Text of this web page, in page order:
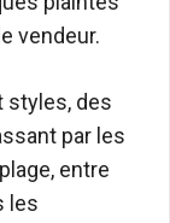
vendeur.
styles, des
par les
entre
les